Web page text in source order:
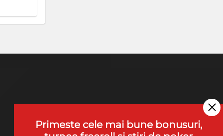
Primeste cele mai bune bonusuri,